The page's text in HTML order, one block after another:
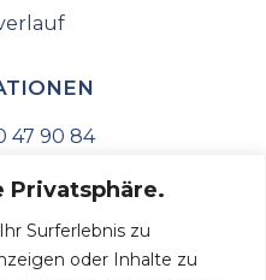
Privatsphäre.
Surferlebnis zu
oder Inhalte zu
47 90 84